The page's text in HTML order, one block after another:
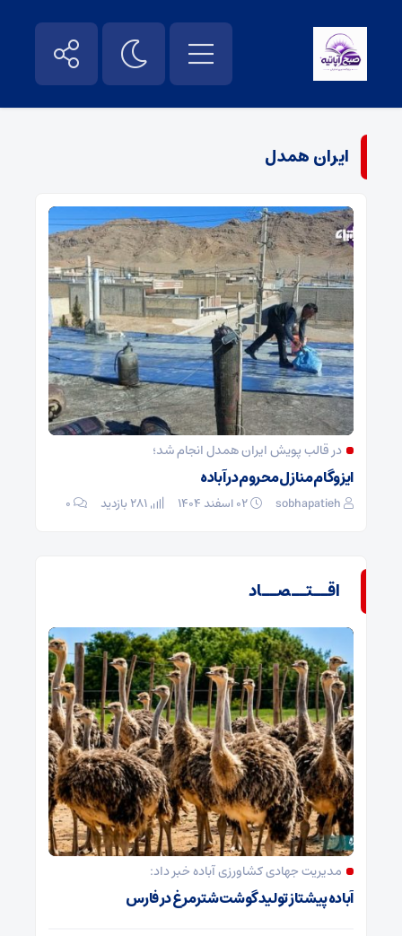
ایران همدل
در قالب پویش ایران همدل انجام شد؛
ایزوگام منازل محروم در آباده
sobhapatieh ۰
اقــتــصــاد
مدیریت جهادی کشاورزی آباده خبر داد:
آباده پیشتاز تولید گوشت شترمرغ در فارس